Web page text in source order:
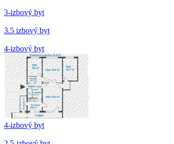
3-izbový byt
3.5 izbový byt
4-izbový byt
4-izbový byt